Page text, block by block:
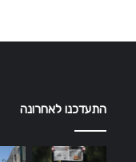
התעדכנו לאחרונה